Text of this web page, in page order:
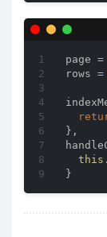
page =
rows =
},
this